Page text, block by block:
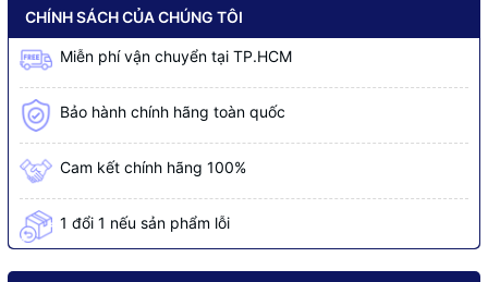
CHÍNH SÁCH CỦA CHÚNG TÔI
Miễn phí vận chuyển tại TP.HCM
Bảo hành chính hãng toàn quốc
Cam kết chính hãng 100%
1 đổi 1 nếu sản phẩm lỗi